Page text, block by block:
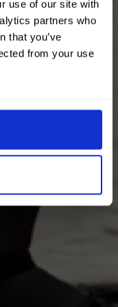
use of our site with
partners who
that you’ve
from your use